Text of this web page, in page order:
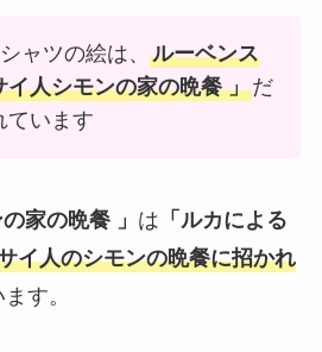
ャツの絵は、ルーベンス
イ人シモンの家の晩餐 」だ
ています
家の晩餐 」 は 「ルカによる
イ人のシモンの晩餐に招かれ
す。